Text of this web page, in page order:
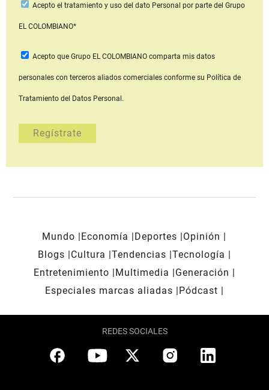
Acepto el tratamiento y uso del dato Personal por parte del Grupo
EL COLOMBIANO*
Acepto que Grupo EL COLOMBIANOcomparta mis datos
personales con terceros aliados comerciales conforme su Política de
Tratamiento del Datos Personal.
Mundo Economía Deportes
Opinión
Blogs
Cultura Tendencias Tecnología
Entretenimiento
Multimedia
Generación
Especiales marcas aliadas
Pódcast
REDES SOCIALES